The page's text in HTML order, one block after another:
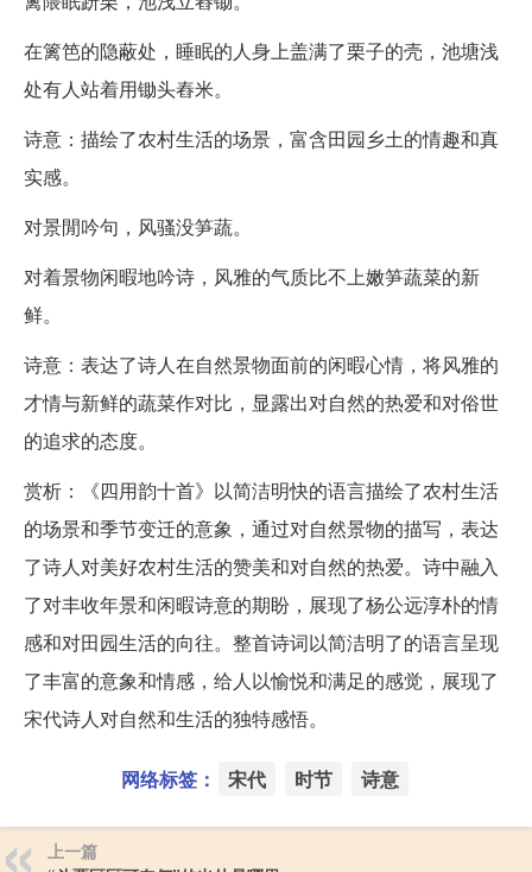
在篱笆的隐蔽处，睡眠的人身上盖满了栗子的壳，池塘浅
处有人站着用锄头舂米。
诗意：描绘了农村生活的场景，富含田园乡土的情趣和真
实感。
对景閒吟句，风骚没笋蔬。
对着景物闲暇地吟诗，风雅的气质比不上嫩笋蔬菜的新
鲜。
诗意：表达了诗人在自然景物面前的闲暇心情，将风雅的
才情与新鲜的蔬菜作对比，显露出对自然的热爱和对俗世
的追求的态度。
赏析：《四用韵十首》以简洁明快的语言描绘了农村生活
的场景和季节变迁的意象，通过对自然景物的描写，表达
了诗人对美好农村生活的赞美和对自然的热爱。诗中融入
了对丰收年景和闲暇诗意的期盼，展现了杨公远淳朴的情
感和对田园生活的向往。整首诗词以简洁明了的语言呈现
了丰富的意象和情感，给人以愉悦和满足的感觉，展现了
宋代诗人对自然和生活的独特感悟。
网络标签： 宋代 时节 诗意
上一篇